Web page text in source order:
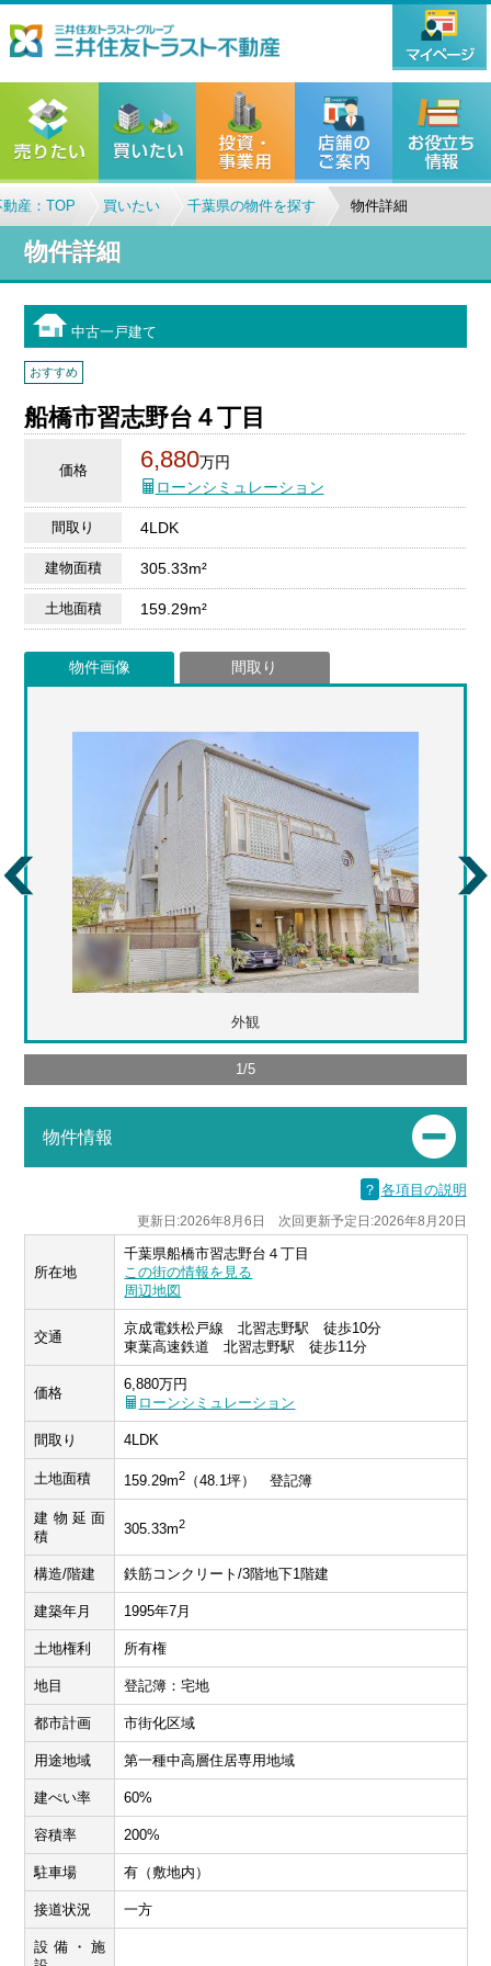
産：TOP 買いたい 千葉県の物件を探す 物件詳細
物件詳細
中古一戸建て
おすすめ
船橋市習志野台４丁目
価格 6,880万円
ローンシミュレーション
間取り 4LDK
建物面積 305.33m²
土地面積 159.29m²
物件画像 間取り
外観
1/5
物件情報
？ 各項目の説明
更新日:2026年8月6日 次回更新予定日:2026年8月20日
所在地
千葉県船橋市習志野台４丁目
この街の情報を見る
周辺地図
交通
京成電鉄松戸線 北習志野駅 徒歩10分
東葉高速鉄道 北習志野駅 徒歩11分
価格
6,880万円
ローンシミュレーション
間取り 4LDK
土地面積 159.29m2 （48.1坪） 登記簿
建物延面
積
305.33m2
構造/階建 鉄筋コンクリート/3階地下1階建
建築年月 1995年7月
土地権利 所有権
地目 登記簿：宅地
都市計画 市街化区域
用途地域 第一種中高層住居専用地域
建ぺい率 60%
容積率 200%
駐車場 有（敷地内）
接道状況 一方
設備・施